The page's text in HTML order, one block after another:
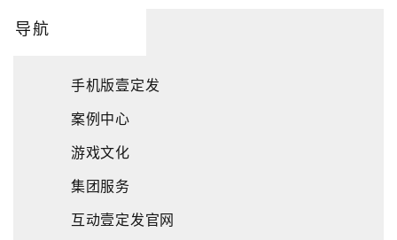
导航
手机版壹定发
案例中心
游戏文化
集团服务
互动壹定发官网